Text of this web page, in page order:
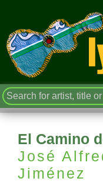
El Camino
José
Jiménez